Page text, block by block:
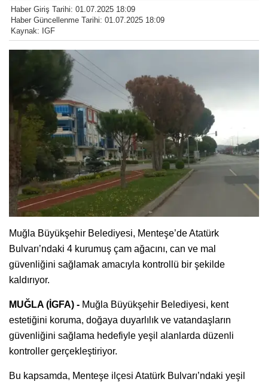
Haber Giriş Tarihi: 01.07.2025 18:09
Haber Güncellenme Tarihi: 01.07.2025 18:09
Kaynak: IGF
Muğla Büyükşehir Belediyesi, Menteşe’de Atatürk
Bulvarı’ndaki 4 kurumuş çam ağacını, can ve mal
güvenliğini sağlamak amacıyla kontrollü bir şekilde
kaldırıyor.
MUĞLA (İGFA) - Muğla Büyükşehir Belediyesi, kent
estetiğini koruma, doğaya duyarlılık ve vatandaşların
güvenliğini sağlama hedefiyle yeşil alanlarda düzenli
kontroller gerçekleştiriyor.
Bu kapsamda, Menteşe ilçesi Atatürk Bulvarı’ndaki yeşil